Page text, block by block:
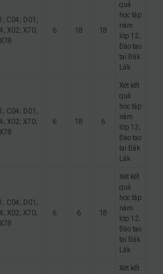
C04; D01;
X02; X70;
X78
6 18 18
quả
học tập
năm
lớp 12;
Đào tạo
tại Đắk
Lắk
C04; D01;
X02; X70;
X78
6 18 6
Xét kết
quả
học tập
năm
lớp 12;
Đào tạo
tại Đắk
Lắk
C04; D01;
X02; X70;
X78
6 6 18
Xét kết
quả
học tập
năm
lớp 12;
Đào tạo
tại Đắk
Lắk
Xét kết